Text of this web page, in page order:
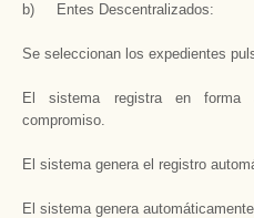
b) Entes Descentralizados:
Se seleccionan los expedientes
El sistema registra en forma
compromiso.
El sistema genera el registro
El sistema genera